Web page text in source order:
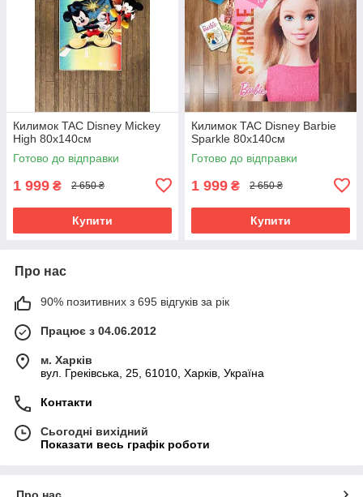
Килимок TAC Disney Mickey
High 80х140см
Готово до відправки
1 999 ₴ 2 650 ₴
Купити
Килимок TAC Disney Barbie
Sparkle 80х140см
Готово до відправки
1 999 ₴ 2 650 ₴
Купити
Про нас
90% позитивних з 695 відгуків за рік
Працює з 04.06.2012
м. Харків
вул. Греківська, 25, 61010, Харків, Україна
Контакти
Сьогодні вихідний
Показати весь графік роботи